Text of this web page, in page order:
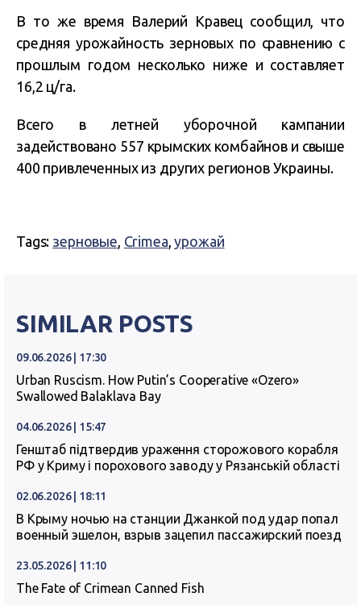
В то же время Валерий Кравец сообщил, что
средняя урожайность зерновых по сравнению с
прошлым годом несколько ниже и составляет
16,2 ц/га.
Всего в летней уборочной кампании
задействовано 557 крымских комбайнов и свыше
400 привлеченных из других регионов Украины.
Tags: зерновые, Crimea,урожай
SIMILAR POSTS
09.06.2026 | 17:30
Urban Ruscism. How Putin’s Cooperative «Ozero»
Swallowed Balaklava Bay
04.06.2026 | 15:47
Генштаб підтвердив ураження сторожового корабля
РФ у Криму і порохового заводу у Рязанській області
02.06.2026 | 18:11
В Крыму ночью на станции Джанкой под удар попал
военный эшелон, взрыв зацепил пассажирский поезд
23.05.2026 | 11:10
The Fate of Crimean Canned Fish